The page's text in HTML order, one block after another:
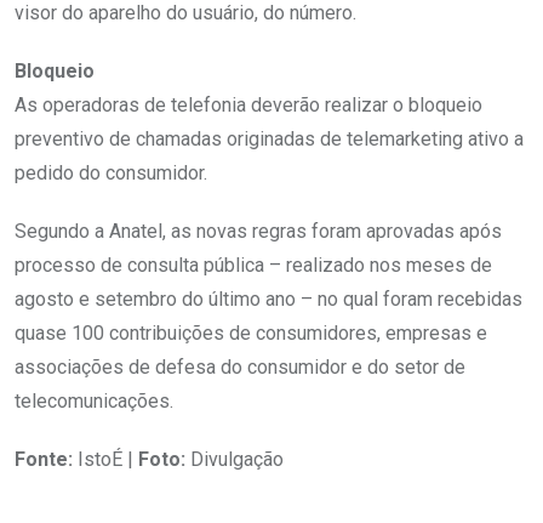
visor do aparelho do usuário, do número.
Bloqueio
As operadoras de telefonia deverão realizar o bloqueio
preventivo de chamadas originadas de telemarketing ativo a
pedido do consumidor.
Segundo a Anatel, as novas regras foram aprovadas após
processo de consulta pública – realizado nos meses de
agosto e setembro do último ano – no qual foram recebidas
quase 100 contribuições de consumidores, empresas e
associações de defesa do consumidor e do setor de
telecomunicações.
Fonte: IstoÉ | Foto: Divulgação